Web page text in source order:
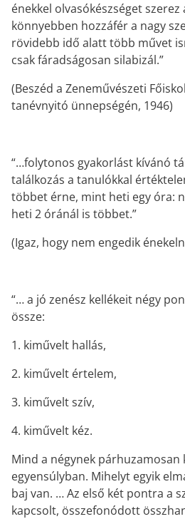
énekkel olvasókészséget szerez
könnyebben hozzáfér a nagy
rövidebb idő alatt több művet
csak fáradságosan silabizál.”
(Beszéd a Zeneművészeti
tanévnyitó ünnepségén, 1946)
“…folytonos gyakorlást kívánó
találkozás a tanulókkal
többet érne, mint heti egy óra:
heti 2 óránál is többet.”
(Igaz, hogy nem engedik
“… a jó zenész kellékeit négy
össze:
1. kiművelt hallás,
2. kiművelt értelem,
3. kiművelt szív,
4. kiművelt kéz.
Mind a négynek
egyensúlyban. Mihelyt egyik
baj van. … Az első két pontra a
kapcsolt, összefonódott